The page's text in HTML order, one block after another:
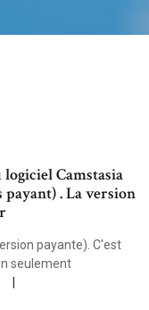
logiciel Camstasia
. La version
payante). C'est
seulement